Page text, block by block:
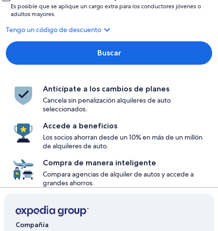
Es posible que se aplique un cargo extra para los conductores jóvenes o
adultos mayores.
Tengo un código de descuento
Buscar
Anticípate a los cambios de planes
Cancela sin penalización alquileres de auto
seleccionados.
Accede a beneficios
Los socios ahorran desde un 10% en más de un millón
de alquileres de auto.
Compra de manera inteligente
Compara agencias de alquiler de autos y accede a
grandes ahorros.
Compañía